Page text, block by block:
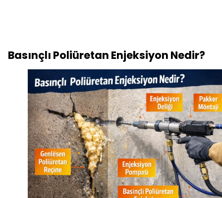
Basınçlı Poliüretan Enjeksiyon Nedir?